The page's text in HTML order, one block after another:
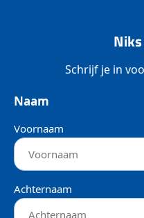
Schrijf je in
Naam
Voornaam
Achternaam